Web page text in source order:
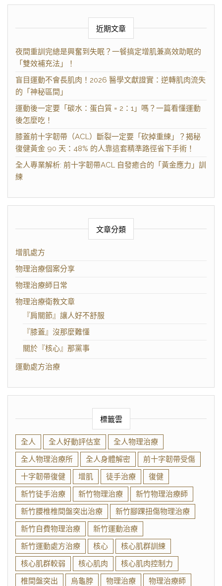
近期文章
夜間重訓完總是興奮到失眠？一餐搞定增肌兼高效助眠的
「雙效補充法」！
盲目運動不會長肌肉！2026 醫學文獻證實：逆轉肌肉流失
的「神秘區間」
運動後一定要「碳水：蛋白質 = 2：1」嗎？一篇看懂運動
後怎麼吃！
膝蓋前十字韌帶（ACL）斷裂一定要「砍掉重練」？揭秘
復健黃金 90 天：48% 的人靠這套精準路徑省下手術！
全人專業解析: 前十字韌帶ACL 自發癒合的「黃金應力」訓
練
文章分類
增肌處方
物理治療個案分享
物理治療師日常
物理治療衛教文章
『肩關節』讓人好不舒服
『膝蓋』沒那麼難懂
關於『核心』那黨事
運動處方治療
標籤雲
全人 全人好動評估室
全人物理治療
全人物理治療所
全人身體解密
前十字韌帶受傷
十字韌帶復健
增肌 徒手治療
復健
新竹徒手治療
新竹物理治療
新竹物理治療師
新竹腰椎椎間盤突出治療
新竹腳踝扭傷物理治療
新竹自費物理治療
新竹運動治療
新竹運動處方治療
核心
核心肌群訓練
核心肌群較弱
核心肌肉
核心肌肉控制力
椎間盤突出
烏龜脖 物理治療 物理治療師